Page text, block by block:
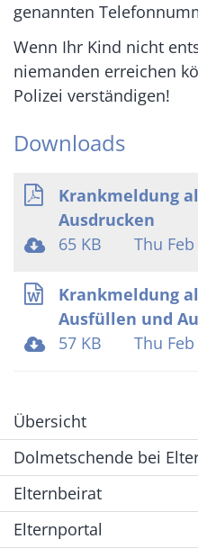
genannten
Wenn Ihr Kind nicht
niemanden erreichen
Polizei verständigen!
Downloads
Krankmeldung
Ausdrucken
65 KB
Thu Feb
Krankmeldung
Ausfüllen und
57 KB
Thu Feb
Übersicht
Dolmetschende bei
Elternbeirat
Elternportal